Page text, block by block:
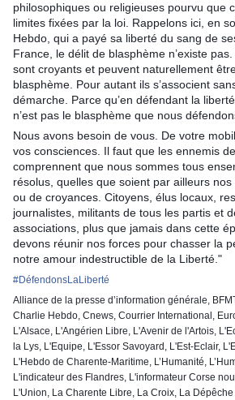
philosophiques ou religieuses pourvu que
limites fixées par la loi. Rappelons ici, en
Hebdo, qui a payé sa liberté du sang de
France, le délit de blasphème n’existe
sont croyants et peuvent naturellement
blasphème. Pour autant ils s’associent
démarche. Parce qu’en défendant la
n’est pas le blasphème que nous
Nous avons besoin de vous. De votre
vos consciences. Il faut que les ennemis
comprennent que nous sommes tous
résolus, quelles que soient par ailleurs nos
ou de croyances. Citoyens, élus locaux,
journalistes, militants de tous les partis et
associations, plus que jamais dans cette
devons réunir nos forces pour chasser la
notre amour indestructible de la Liberté."
#DéfendonsLaLiberté
Alliance de la presse d’information générale,
Charlie Hebdo, Cnews, Courrier International,
L'Alsace, L'Angérien Libre, L'Avenir de l'Artois,
la Lys, L'Equipe, L'Essor Savoyard, L'Est-Eclair,
L'Hebdo de Charente-Maritime, L’Humanité,
L'indicateur des Flandres, L'informateur Corse
L'Union, La Charente Libre, La Croix, La